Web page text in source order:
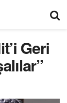
Geri